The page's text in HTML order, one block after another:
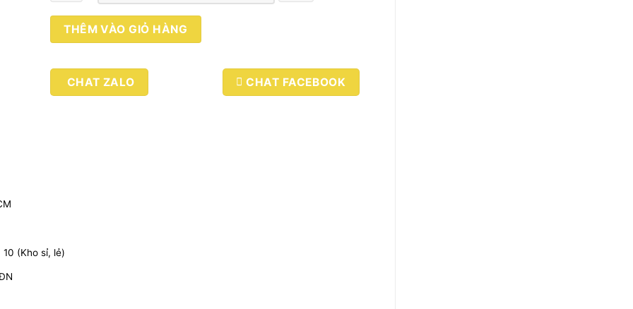
Thiên
niên
đạt
003
THÊM VÀO GIỎ HÀNG
CHAT ZALO CHAT FACEBOOK
(Kho sỉ, lẻ)